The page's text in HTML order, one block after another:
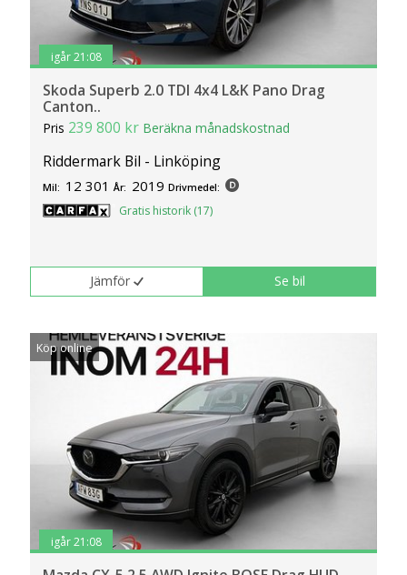
klickar du på Anpassa. Du kan alltid ändra dina
inställningar för cookies.
igår 21:08
Skoda Superb 2.0 TDI 4x4 L&K Pano Drag
Canton..
Pris 239 800 kr Beräkna månadskostnad
Riddermark Bil - Linköping
Mil: 12 301 År: 2019 Drivmedel:
Gratis historik (17)
Jämför Se bil
Köp online
igår 21:08